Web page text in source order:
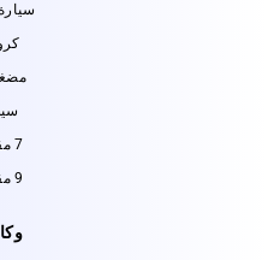
7 مقاعد
9 مقاعد